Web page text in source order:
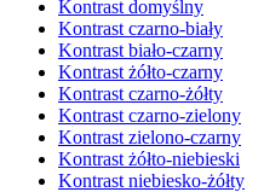
Kontrast domyślny
Kontrast czarno-biały
Kontrast biało-czarny
Kontrast żółto-czarny
Kontrast czarno-żółty
Kontrast czarno-zielony
Kontrast zielono-czarny
Kontrast żółto-niebieski
Kontrast niebiesko-żółty